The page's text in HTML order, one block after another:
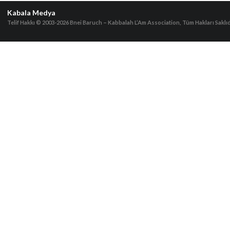
Kabala Medya
Telif Hakkı © 2003-2026Bnei Baruch – Kabbalah L’Am Association, Tüm Hakları